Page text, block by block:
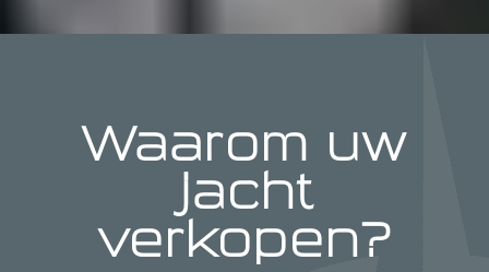
Waarom uw
jacht
verkopen?